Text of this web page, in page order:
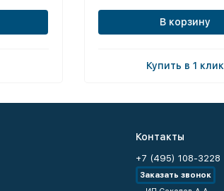
В корзину
Купить в 1 клик
Контакты
+7 (495) 108-3228
Заказать звонок